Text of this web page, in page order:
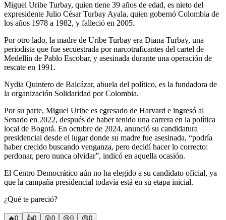
Miguel Uribe Turbay, quien tiene 39 años de edad, es nieto del
expresidente Julio César Turbay Ayala, quien gobernó Colombia de
los años 1978 a 1982, y falleció en 2005.
Por otro lado, la madre de Uribe Turbay era Diana Turbay, una
periodista que fue secuestrada por narcotraficantes del cartel de
Medellín de Pablo Escobar, y asesinada durante una operación de
rescate en 1991.
Nydia Quintero de Balcázar, abuela del político, es la fundadora de
la organización Solidaridad por Colombia.
Por su parte, Miguel Uribe es egresado de Harvard e ingresó al
Senado en 2022, después de haber tenido una carrera en la política
local de Bogotá. En octubre de 2024, anunció su candidatura
presidencial desde el lugar donde su madre fue asesinada, “podría
haber crecido buscando venganza, pero decidí hacer lo correcto:
perdonar, pero nunca olvidar”, indicó en aquella ocasión.
El Centro Democrático aún no ha elegido a su candidato oficial, ya
que la campaña presidencial todavía está en su etapa inicial.
¿Qué te pareció?
🔥0 👍0 😲0 😢0 😠0